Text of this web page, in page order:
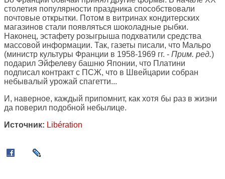
столетия популярности праздника способствовали
почтовые открытки. Потом в витринах кондитерских
магазинов стали появляться шоколадные рыбки.
Наконец, эстафету розыгрыша подхватили средства
массовой информации. Так, газеты писали, что Мальро
(министр культуры Франции в 1958-1969 гг. - Прим. ред.)
подарил Эйфелеву башню Японии, что Платини
подписал контракт с ПСЖ, что в Швейцарии собран
небывалый урожай спагетти...
И, наверное, каждый припомнит, как хотя бы раз в жизни
да поверил подобной небылице.
Источник: Libération